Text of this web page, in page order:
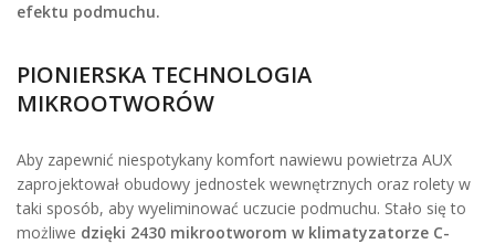
efektu podmuchu.
PIONIERSKA TECHNOLOGIA
MIKROOTWORÓW
Aby zapewnić niespotykany komfort nawiewu powietrza AUX
zaprojektował obudowy jednostek wewnętrznych oraz rolety w
taki sposób, aby wyeliminować uczucie podmuchu. Stało się to
możliwe dzięki 2430 mikrootworom w klimatyzatorze C-